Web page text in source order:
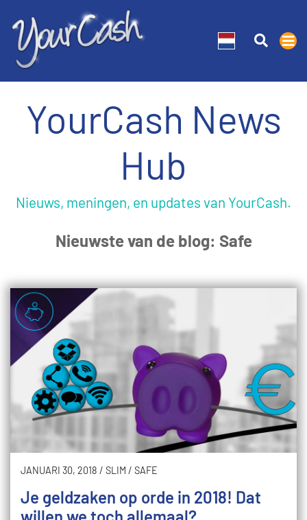
YourCash News
Hub
Nieuws, meningen, en updates van YourCash.
Nieuwste van de blog: Safe
JANUARI 30, 2018 / SLIM / SAFE
Je geldzaken op orde in 2018! Dat